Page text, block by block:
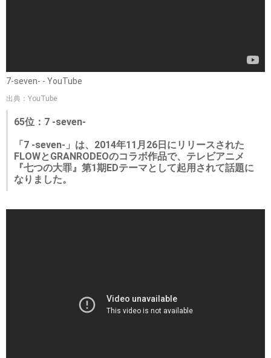
7-seven- - YouTube
出典：YouTube
65位：7 -seven-
「7 -seven-」は、2014年11月26日にリリースされた
FLOWとGRANRODEOのコラボ作品で、テレビアニメ
『七つの大罪』第1期EDテーマとして起用されて話題に
なりました。